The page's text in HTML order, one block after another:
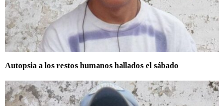
Autopsia a los restos humanos hallados el sábado